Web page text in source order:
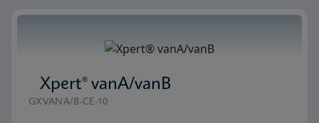
Xpert® vanA/vanB
GXVANA/B-CE-10